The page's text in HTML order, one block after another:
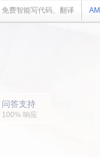
免费智能写代码、翻译
问答支持
100% 响应